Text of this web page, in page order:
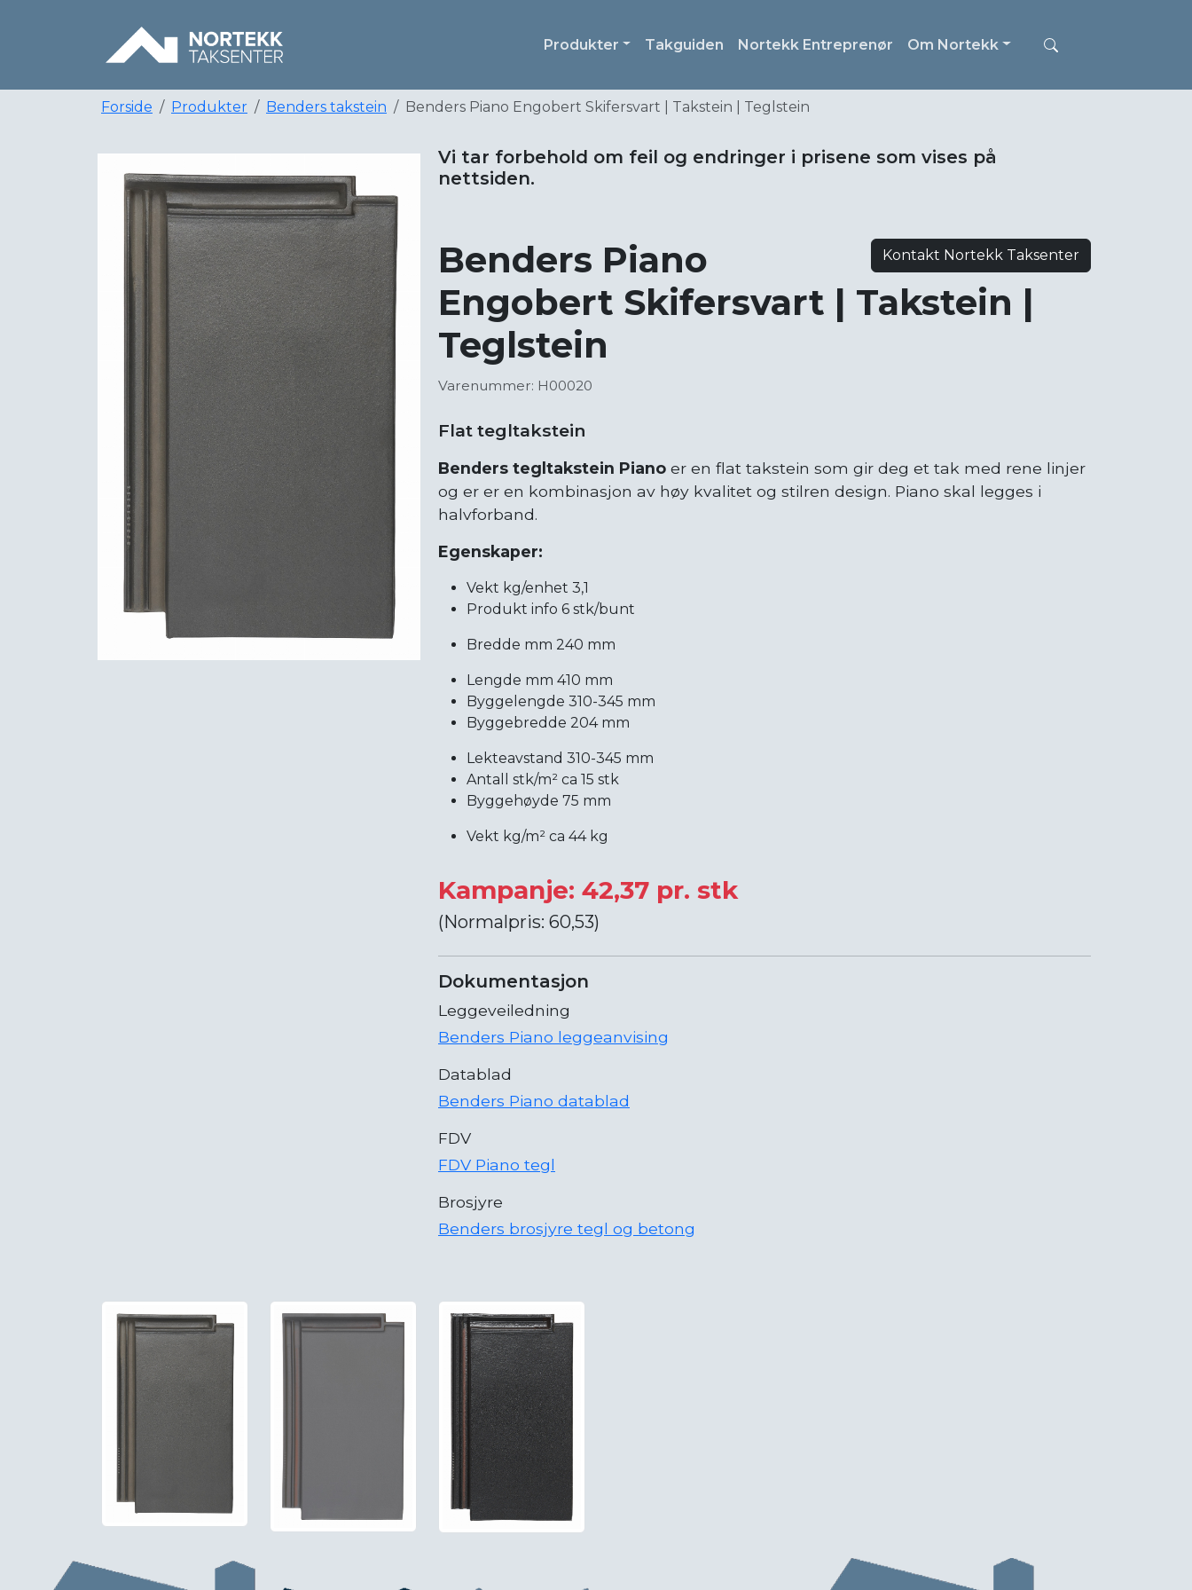
Produkter Takguiden Nortekk Entreprenør Om Nortekk
Forside Produkter Benders takstein Benders Piano Engobert Skifersvart | Takstein | Teglstein
Vi tar forbehold om feil og endringer i prisene som vises på
nettsiden.
Kontakt Nortekk Taksenter
Benders Piano
Engobert Skifersvart | Takstein |
Teglstein
Varenummer: H00020
Flat tegltakstein
Benders tegltakstein Piano er en flat takstein som gir deg et tak med rene linjer
og er er en kombinasjon av høy kvalitet og stilren design. Piano skal legges i
halvforband.
Egenskaper:
Vekt kg/enhet 3,1
Produkt info 6 stk/bunt
Bredde mm 240 mm
Lengde mm 410 mm
Byggelengde 310-345 mm
Byggebredde 204 mm
Lekteavstand 310-345 mm
Antall stk/m² ca 15 stk
Byggehøyde 75 mm
Vekt kg/m² ca 44 kg
Kampanje: 42,37 pr. stk
(Normalpris: 60,53)
Dokumentasjon
Leggeveiledning
Benders Piano leggeanvising
Datablad
Benders Piano datablad
FDV
FDV Piano tegl
Brosjyre
Benders brosjyre tegl og betong